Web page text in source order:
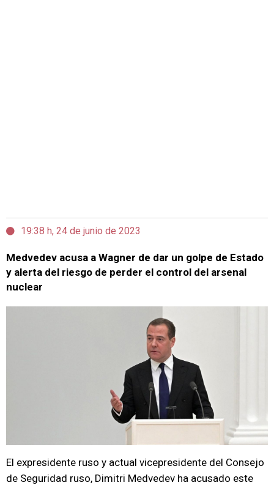
19:38 h, 24 de junio de 2023
Medvedev acusa a Wagner de dar un golpe de Estado
y alerta del riesgo de perder el control del arsenal
nuclear
El expresidente ruso y actual vicepresidente del Consejo
de Seguridad ruso, Dimitri Medvedev ha acusado este